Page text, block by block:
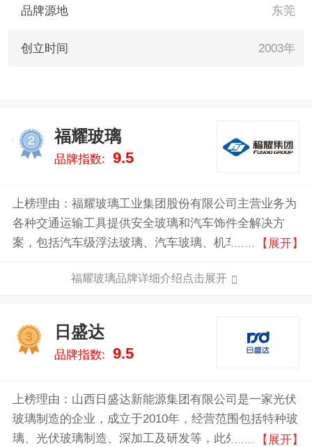
品牌源地 东莞
创立时间 2003年
2
福耀玻璃
品牌指数: 9.5
上榜理由：福耀玻璃工业集团股份有限公司主营业务为
各种交通运输工具提供安全玻璃和汽车饰件全解决方
案，包括汽车级浮法玻璃、汽车玻璃、机车玻璃、行李
产品标志“FY”商标是中国汽车玻璃行业迄今为止唯一
【展开】
福耀玻璃品牌详细介绍点击展开
日盛达
品牌指数: 9.5
上榜理由：山西日盛达新能源集团有限公司是一家光伏
玻璃制造的企业，成立于2010年，经营范围包括特种玻
璃、光伏玻璃制造、深加工及研发等，此外山西日盛达
【展开】